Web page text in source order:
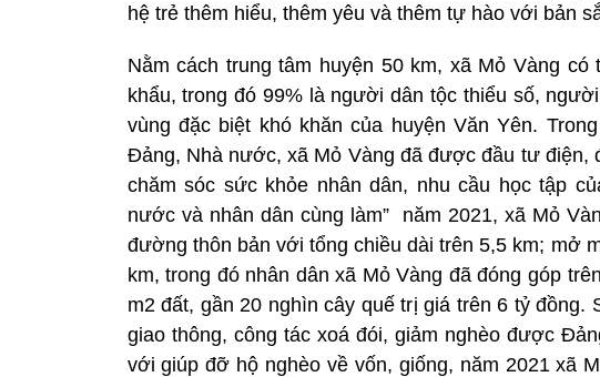
hệ trẻ thêm hiểu, thêm yêu và thêm tự hào với bản
Nằm cách trung tâm huyện 50 km, xã Mỏ Vàng
khẩu, trong đó 99% là người dân tộc thiểu số,
vùng đặc biệt khó khăn của huyện Văn Yên.
Đảng, Nhà nước, xã Mỏ Vàng đã được đầu tư điện,
chăm sóc sức khỏe nhân dân, nhu cầu học tập
nước và nhân dân cùng làm” năm 2021, xã Mỏ
đường thôn bản với tổng chiều dài trên 5,5 km; mở
km, trong đó nhân dân xã Mỏ Vàng đã đóng góp
m2 đất, gần 20 nghìn cây quế trị giá trên 6 tỷ
giao thông, công tác xoá đói, giảm nghèo được
với giúp đỡ hộ nghèo về vốn, giống, năm 2021 xã